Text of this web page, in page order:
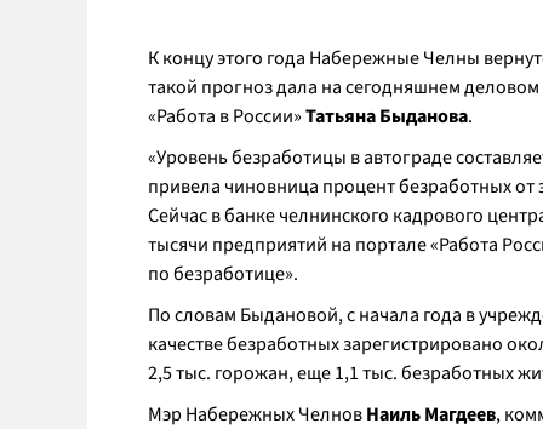
К концу этого года Набережные Челны
такой прогноз дала на сегодняшнем
«Работа в России»Татьяна Быданова.
«Уровень безработицы в автограде
привела чиновница процент безработных от
Сейчас в банке челнинского кадрового
тысячи предприятий на портале «Работа
по безработице».
По словам Быдановой, с начала года в
качестве безработных зарегистрировано
2,5 тыс. горожан, еще 1,1 тыс. безработных
Мэр Набережных ЧелновНаиль Магдеев,